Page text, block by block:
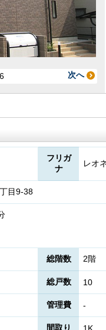
次へ
フリガ
ナ
レオ
目9-38
総階数 2階
総戸数 10
管理費 -
間取り